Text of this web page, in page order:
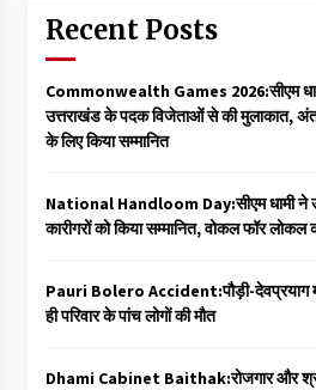
Recent Posts
Commonwealth Games 2026:सीएम
उत्तराखंड के पदक विजेताओं से की मुलाकात,
के लिए किया सम्मानित
National Handloom Day:सीएम धामी ने
कारीगरों को किया सम्मानित, वोकल फॉर लोकल
Pauri Bolero Accident:पौड़ी-देवप्रयाग
ही परिवार के पांच लोगों की मौत
Dhami Cabinet Baithak:रोजगार और